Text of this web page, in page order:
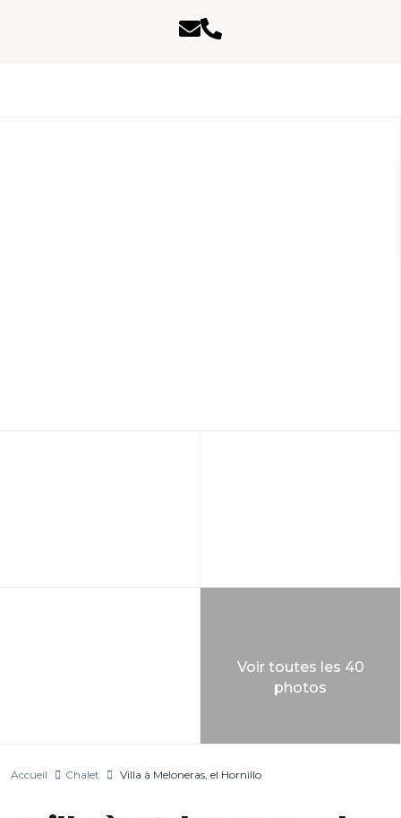
Voir toutes les 40
photos
Accueil Chalet Villa à Meloneras, el Hornillo